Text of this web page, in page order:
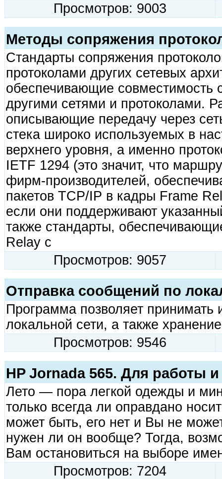
Просмотров: 9003
Методы сопряжения
Стандарты сопряжения
протоколами других сетевых
обеспечивающие совместимость
другими сетями и протоколами.
описывающие передачу через
стека широко используемых в
верхнего уровня, а именно
IETF 1294 (это значит, что
фирм-производителей,
пакетов TCP/IP в кадры Frame
если они поддерживают
также стандарты,
Relay с
Просмотров: 9057
Отправка сообщений по
Программа позволяет принимать
локальной сети, а также
Просмотров: 9546
HP Jornada 565. Для работы
Лето — пора легкой одежды и
только всегда ли оправдано
может быть, его нет и Вы не
нужен ли он вообще? Тогда,
Вам остановиться на выборе
Просмотров: 7204